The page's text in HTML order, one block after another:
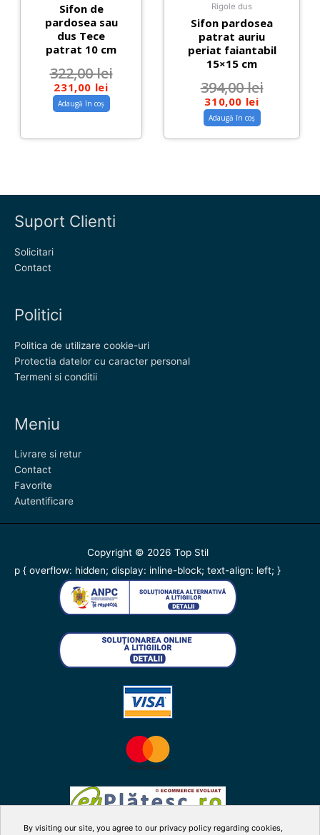
By visiting our site, you agree to our privacy policy regarding cookies,
Sifon de
pardosea sau
dus Tece
patrat 10 cm
322,00lei
231,00 lei
Adaugă în coș
Rigole dus
Sifon pardosea
patrat auriu
periat faiantabil
15×15 cm
394,00lei
310,00 lei
Adaugă în coș
Suport Clienti
Solicitari
Contact
Politici
Politica de utilizare cookie-uri
Protectia datelor cu caracter personal
Termeni si conditii
Meniu
Livrare si retur
Contact
Favorite
Autentificare
Copyright © 2026 Top Stil
p { overflow: hidden; display: inline-block; text-align: left; }